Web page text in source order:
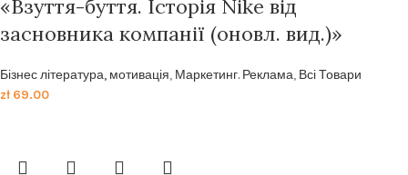
«Взуття-буття. Історія Nike від
засновника компанії (оновл. вид.)»
Бізнес література, мотивація, Маркетинг. Реклама, Всі Товари
zł 69.00